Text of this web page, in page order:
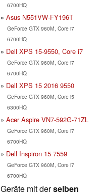
6700HQ
Asus N551VW-FY196T
GeForce GTX 960M, Core i7
6700HQ
Dell XPS 15-9550, Core i7
GeForce GTX 960M, Core i7
6700HQ
Dell XPS 15 2016 9550
GeForce GTX 960M, Core i5
6300HQ
Acer Aspire VN7-592G-71ZL
GeForce GTX 960M, Core i7
6700HQ
Dell Inspiron 15 7559
GeForce GTX 960M, Core i7
6700HQ
Geräte mit derselben